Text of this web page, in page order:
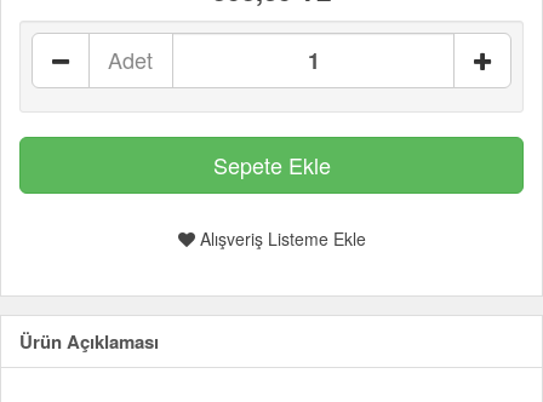
Adet
Alışveriş Listeme Ekle
Ürün Açıklaması